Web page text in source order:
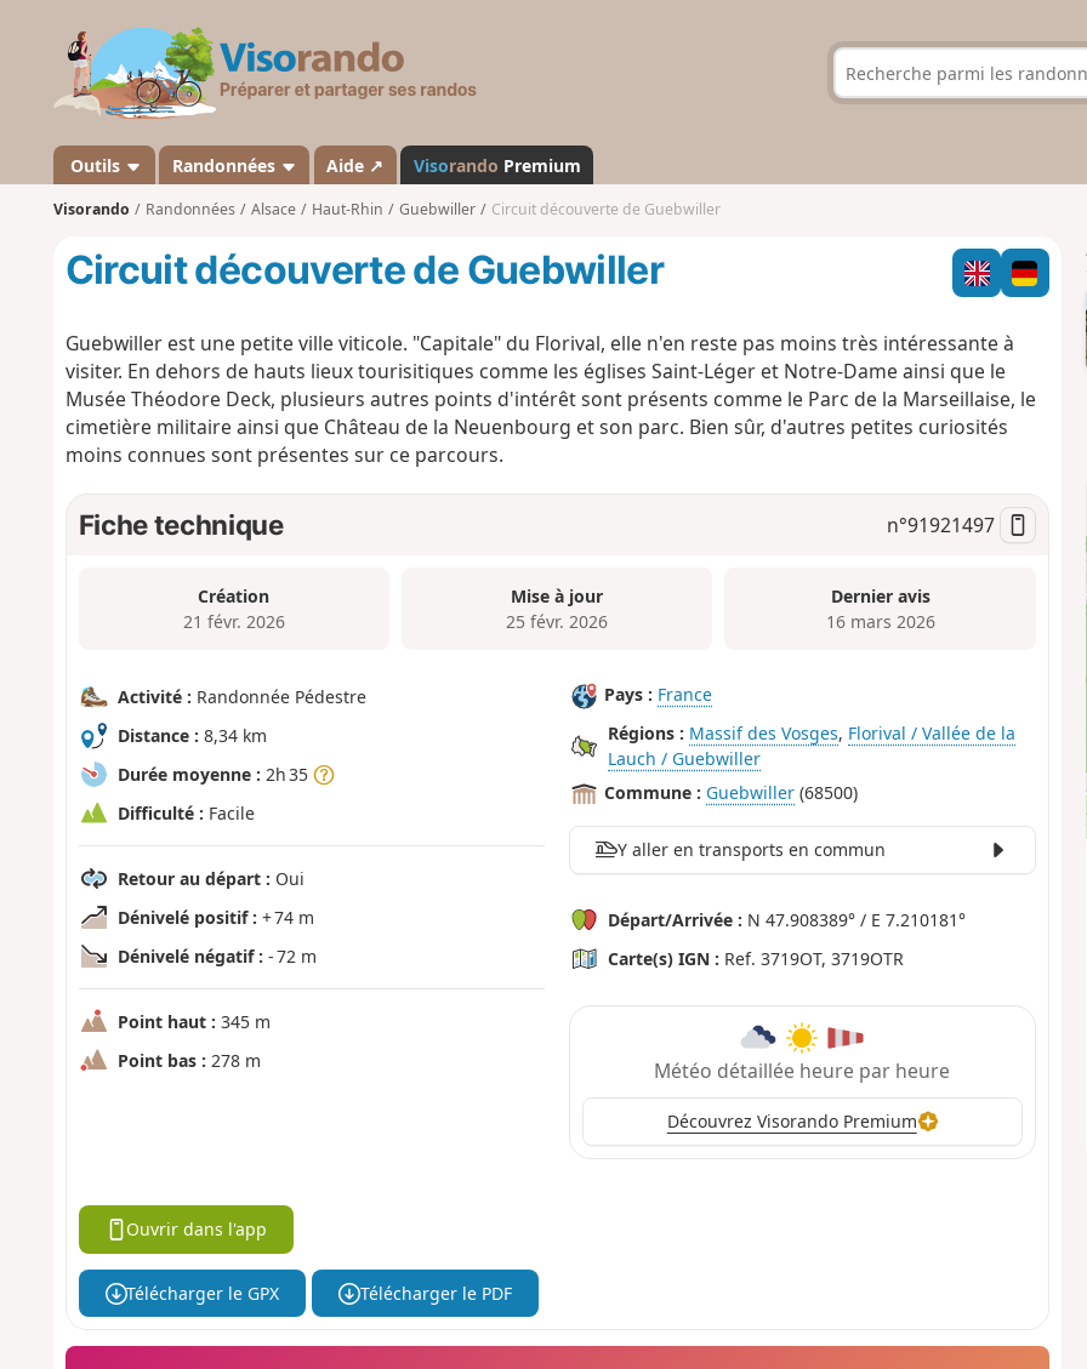
s
a
n
d
Outils Randonnées Aide ↗ Visorando Premium
Visorando Randonnées Alsace Haut-Rhin Guebwiller Circuit découverte de Guebwiller
Circuit découverte de Guebwiller
Guebwiller est une petite ville viticole. "Capitale" du Florival, elle n'en reste pas moins très intéressante à
visiter. En dehors de hauts lieux tourisitiques comme les églises Saint-Léger et Notre-Dame ainsi que le
Musée Théodore Deck, plusieurs autres points d'intérêt sont présents comme le Parc de la Marseillaise, le
cimetière militaire ainsi que Château de la Neuenbourg et son parc. Bien sûr, d'autres petites curiosités
moins connues sont présentes sur ce parcours.
Fiche technique n°91921497
Création
21 févr. 2026
Mise à jour
25 févr. 2026
Dernier avis
16 mars 2026
Activité : Randonnée Pédestre
Distance : 8,34 km
Durée moyenne : 2h 35
Difficulté : Facile
Retour au départ : Oui
Dénivelé positif : + 74 m
Dénivelé négatif : - 72 m
Point haut : 345 m
Point bas : 278 m
Pays : France
Régions : Massif des Vosges, Florival / Vallée de la
Lauch / Guebwiller
Commune : Guebwiller (68500)
Y aller en transports en commun
Départ/Arrivée : N 47.908389° / E 7.210181°
Carte(s) IGN : Ref. 3719OT, 3719OTR
Météo détaillée heure par heure
Découvrez Visorando Premium
Ouvrir dans l'app
Télécharger le GPX Télécharger le PDF